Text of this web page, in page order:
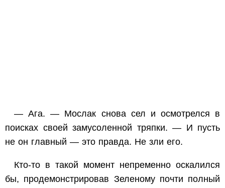
— Ага. — Мослак снова сел и осмотрелся в
поисках своей замусоленной тряпки. — И пусть
не он главный — это правда. Не зли его.
Кто-то в такой момент непременно оскалился
бы, продемонстрировав Зеленому почти полный